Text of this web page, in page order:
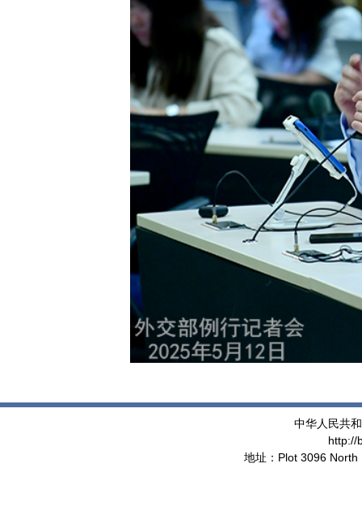
中华人民共
http://
地址：Plot 3096